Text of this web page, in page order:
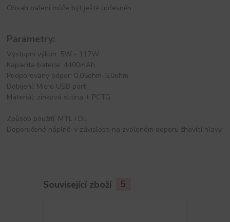
Obsah balení může být ještě upřesněn
Parametry:
Výstupní výkon: 5W - 117W
Kapacita baterie: 4400mAh
Podporovaný odpor: 0,05ohm-5,0ohm
Dobíjení: Micro USB port
Materiál: zinková slitina + PCTG
Způsob použití: MTL i DL
Doporučené náplně: v závislosti na zvoleném odporu žhavící hlavy
Související zboží 5